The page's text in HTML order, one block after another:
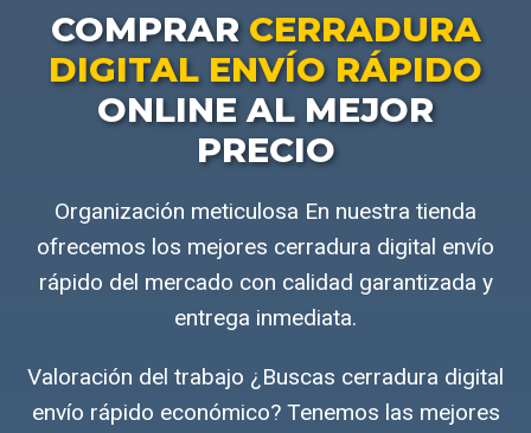
COMPRAR CERRADURA
DIGITAL ENVÍO RÁPIDO
ONLINE AL MEJOR
PRECIO
Organización meticulosa En nuestra tienda
ofrecemos los mejores cerradura digital envío
rápido del mercado con calidad garantizada y
entrega inmediata.
Valoración del trabajo ¿Buscas cerradura digital
envío rápido económico? Tenemos las mejores